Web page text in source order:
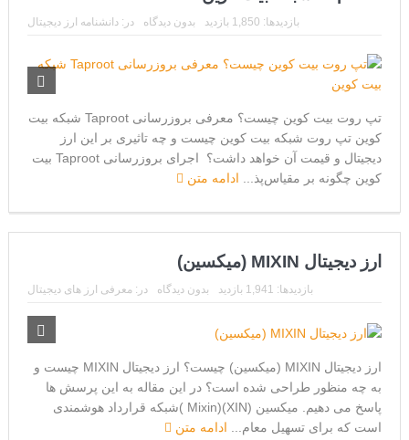
CoinEx سریع ترین برند درحال رشد در خدمات مالی!
بیت کوین به امید ETF به 60،000 دلار رسید!
ایردراپ رمزارز Morpher (MPH)
ایردراپ کریپتوتانک – CryptoTanks Airdrop
در:دانشنامه ارز دیجیتال بدون دیدگاه بازدیدها: 1,850 بازدید
تپ روت بیت کوین چیست؟ معرفی بروزرسانی Taproot شبکه بیت
کوین تپ روت شبکه بیت کوین چیست و چه تاثیری بر این ارز
دیجیتال و قیمت آن خواهد داشت؟ اجرای بروزرسانی Taproot بیت
کوین چگونه بر مقیاس‌پذ... ادامه متن
ارز دیجیتال MIXIN (میکسین)
در:معرفی ارز های دیجیتال بدون دیدگاه بازدیدها: 1,941 بازدید
ارز دیجیتال MIXIN (میکسین) چیست؟ ارز دیجیتال MIXIN چیست و
به چه منظور طراحی شده است؟ در این مقاله به این پرسش ها
پاسخ می دهیم. میکسین (XIN)(Mixin )شبکه قرارداد هوشمندی
است که برای تسهیل معام... ادامه متن